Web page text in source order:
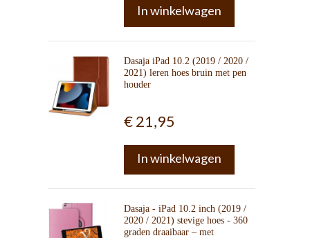
In winkelwagen
Dasaja iPad 10.2 (2019 / 2020 /
2021) leren hoes bruin met pen
houder
€ 21,95
In winkelwagen
Dasaja - iPad 10.2 inch (2019 /
2020 / 2021) stevige hoes - 360
graden draaibaar – met